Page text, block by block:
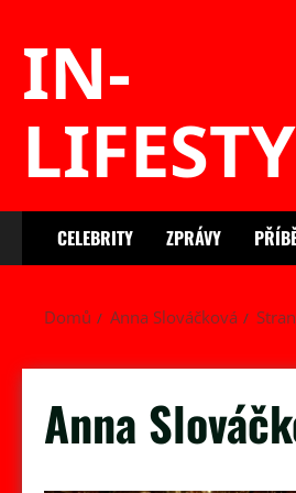
IN-
CELEBRITY ZPRÁVY
Domů Anna Slováčková
Anna